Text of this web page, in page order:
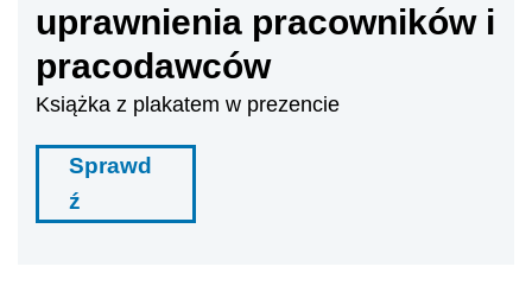
uprawnienia pracowników i
pracodawców
Książka z plakatem w prezencie
Sprawd
ź